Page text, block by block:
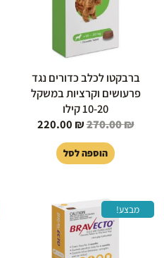
ברבקטו לכלב כדורים נגד
פרעושים וקרציות במשקל
10-20 קילו
270.00₪
220.00 ₪
הוספה לסל
מבצע!
המחיר
המקורי
היה:
250.00 ₪.